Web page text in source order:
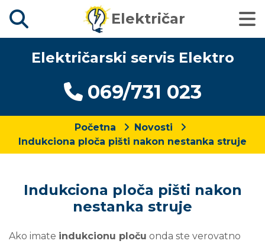
Električar
Električarski servis Elektro
069/731 023
Početna
Novosti
Indukciona ploča pišti nakon nestanka struje
Indukciona ploča pišti nakon
nestanka struje
Ako imate indukcionu ploču onda ste verovatno